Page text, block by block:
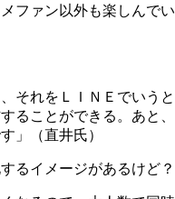
ファン以外も楽しんでい
それをＬＩＮＥでいうと
ることができる。あと、
」（直井氏）
るイメージがあるけど？